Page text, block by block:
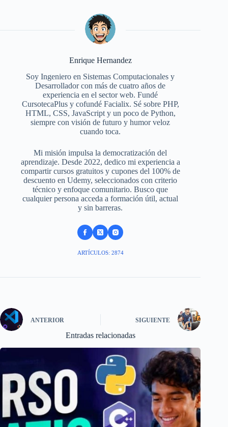
Enrique Hernandez
Soy Ingeniero en Sistemas Computacionales y
Desarrollador con más de cuatro años de
experiencia en el sector web. Fundé
CursotecaPlus y cofundé Facialix. Sé sobre PHP,
HTML, CSS, JavaScript y un poco de Python,
siempre con visión de futuro y humor veloz
cuando toca.
Mi misión impulsa la democratización del
aprendizaje. Desde 2022, dedico mi experiencia a
compartir cursos gratuitos y cupones del 100% de
descuento en Udemy, seleccionados con criterio
técnico y enfoque comunitario. Busco que
cualquier persona acceda a formación útil, actual
y sin barreras.
ARTÍCULOS: 2874
ANTERIOR SIGUIENTE
Entradas relacionadas